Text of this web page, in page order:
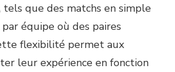
tels que des matchs en simple
équipe où des paires
flexibilité permet aux
leur expérience en fonction